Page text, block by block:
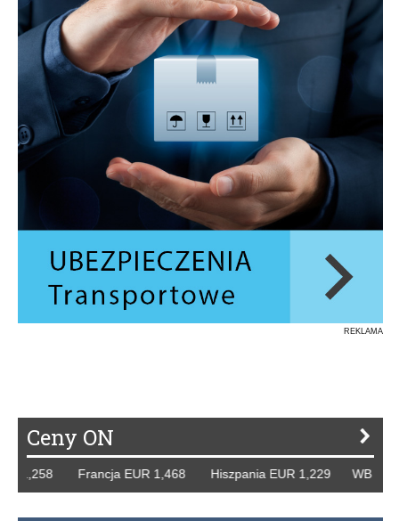
REKLAMA
Ceny ON
Francja EUR 1,468 Hiszpania EUR 1,229 WB GBP